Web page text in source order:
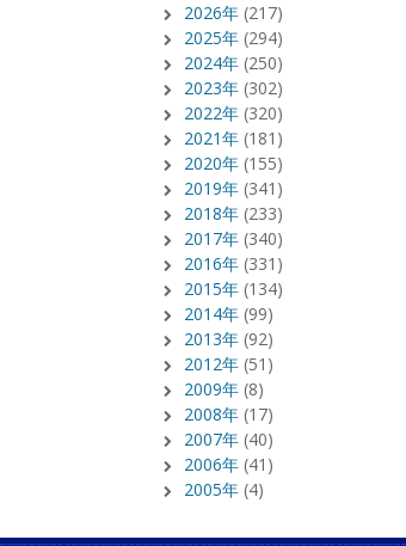
2026年 (217)
2025年 (294)
2024年 (250)
2023年 (302)
2022年 (320)
2021年 (181)
2020年 (155)
2019年 (341)
2018年 (233)
2017年 (340)
2016年 (331)
2015年 (134)
2014年 (99)
2013年 (92)
2012年 (51)
2009年 (8)
2008年 (17)
2007年 (40)
2006年 (41)
2005年 (4)